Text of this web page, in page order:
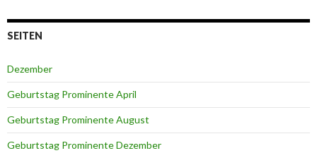
SEITEN
Dezember
Geburtstag Prominente April
Geburtstag Prominente August
Geburtstag Prominente Dezember